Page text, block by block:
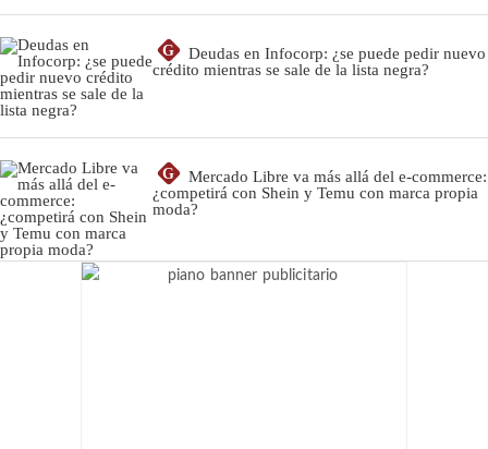
G
Deudas en Infocorp: ¿se puede pedir nuevo
crédito mientras se sale de la lista negra?
G
Mercado Libre va más allá del e-commerce:
¿competirá con Shein y Temu con marca propia
moda?